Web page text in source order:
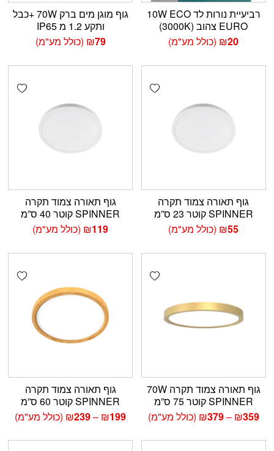
רביעיית נורות לד 10W ECO
EURO צהוב (3000K)
₪20 (כולל מע"מ)
גוף מוגן מים ברק 70W +כבל
ותקע 1.2 מ IP65
₪79 (כולל מע"מ)
Add wishlist
גוף תאורה צמוד תקרה
SPINNER קוטר 23 ס”מ
₪55 (כולל מע"מ)
גוף תאורה צמוד תקרה
SPINNER קוטר 40 ס”מ
₪119 (כולל מע"מ)
Add wishlist
גוף תאורה צמוד תקרה 70W
SPINNER קוטר 75 ס”מ
₪359
–
₪379
טווח
⁦₪359⁩
(כולל מע"מ)
גוף תאורה צמוד תקרה
SPINNER קוטר 60 ס”מ
₪199
–
₪239 טווח
⁦₪199⁩
(כולל מע"מ)